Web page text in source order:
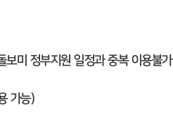
미 정부지원 일정과 중복 이용불가
가능)